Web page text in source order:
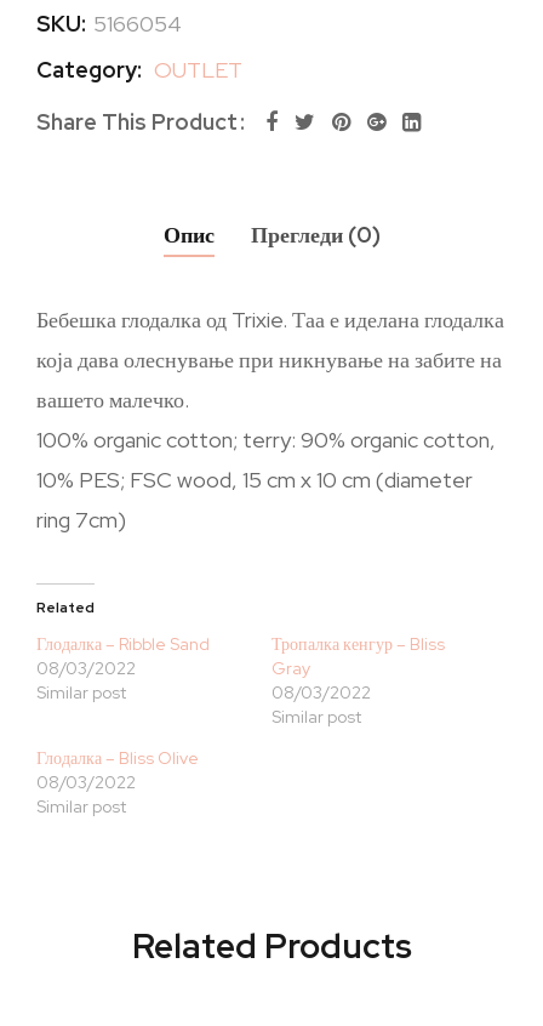
SKU: 5166054
Category: OUTLET
Share This Product
Опис Прегледи (0)
Бебешка глодалка од Trixie. Таа е иделана глодалка
која дава олеснување при никнување на забите на
вашето малечко.
100% organic cotton; terry: 90% organic cotton,
10% PES; FSC wood, 15 cm x 10 cm (diameter
ring 7cm)
Related
Глодалка – Ribble Sand
08/03/2022
Similar post
Тропалка кенгур – Bliss
Gray
08/03/2022
Similar post
Глодалка – Bliss Olive
08/03/2022
Similar post
Related Products